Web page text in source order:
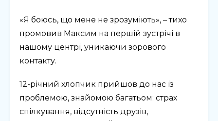
«Я боюсь, що мене не зрозуміють», – тихо
промовив Максим на першій зустрічі в
нашому центрі, уникаючи зорового
контакту.
12-річний хлопчик прийшов до нас із
проблемою, знайомою багатьом: страх
спілкування, відсутність друзів,